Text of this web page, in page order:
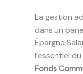
La gestion
dans un
Épargne
l’essentiel
Fonds